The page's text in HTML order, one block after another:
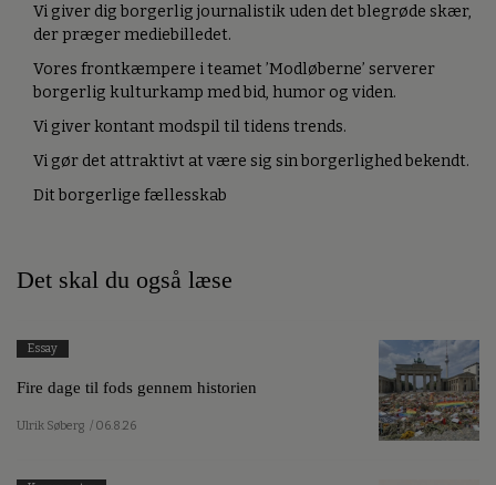
Vi giver dig borgerlig journalistik uden det blegrøde skær,
der præger mediebilledet.
Vores frontkæmpere i teamet ’Modløberne’ serverer
borgerlig kulturkamp med bid, humor og viden.
Vi giver kontant modspil til tidens trends.
Vi gør det attraktivt at være sig sin borgerlighed bekendt.
Dit borgerlige fællesskab
Det skal du også læse
Essay
Fire dage til fods gennem historien
Ulrik Søberg / 06.8.26